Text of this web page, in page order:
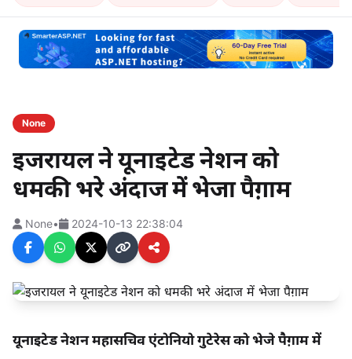
None
इजरायल ने यूनाइटेड नेशन को
धमकी भरे अंदाज में भेजा पैग़ाम
None• 2024-10-13 22:38:04
यूनाइटेड नेशन महासचिव एंटोनियो गुटेरेस को भेजे पैग़ाम में